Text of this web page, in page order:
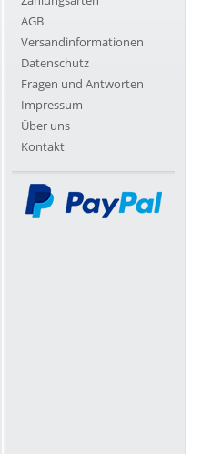
AGB
Versandinformationen
Datenschutz
Fragen und Antworten
Impressum
Über uns
Kontakt